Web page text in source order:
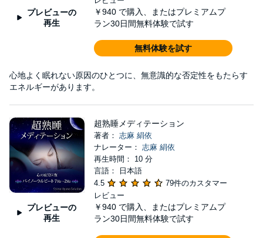
プレビューの
再生
￥940 で購入、またはプレミアムプ
ラン30日間無料体験で試す
無料体験を試す
心地よく眠れない原因のひとつに、無意識的な否定性をもたらす
エネルギーがあります。
プレビューの
再生
超熟睡メディテーション
著者： 志麻 絹依
ナレーター： 志麻 絹依
再生時間： 10 分
言語： 日本語
4.5
79件のカスタマー
レビュー
￥940 で購入、またはプレミアムプ
ラン30日間無料体験で試す